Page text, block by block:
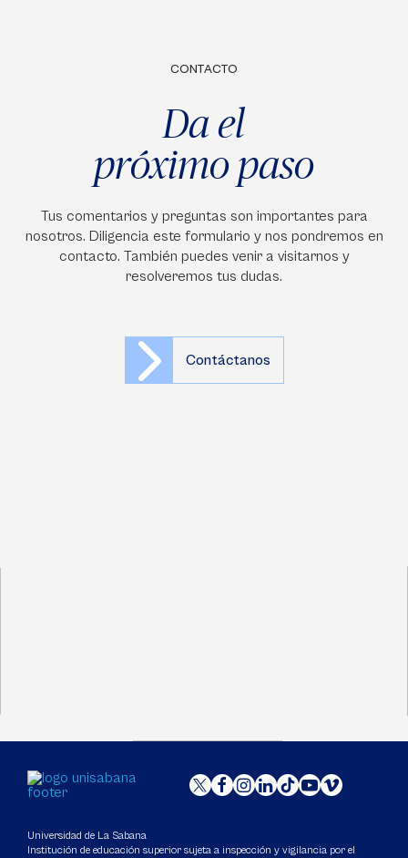
CONTACTO
Da el
próximo paso
Tus comentarios y preguntas son importantes para
nosotros. Diligencia este formulario y nos pondremos en
contacto. También puedes venir a visitarnos y
resolveremos tus dudas.
Contáctanos
Universidad de La Sabana
Institución de educación superior sujeta a inspección y vigilancia por el